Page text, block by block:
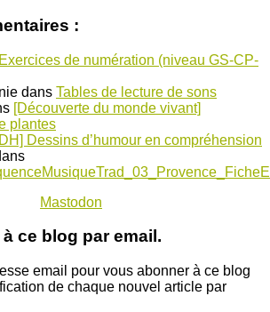
:
Exercices de numération (niveau GS-CP-
dans Tables de lecture de sons
[Découverte du monde vivant]
plantes
Dessins d’humour en compréhension
Mastodon
ce blog par email.
email pour vous abonner à ce blog
de chaque nouvel article par